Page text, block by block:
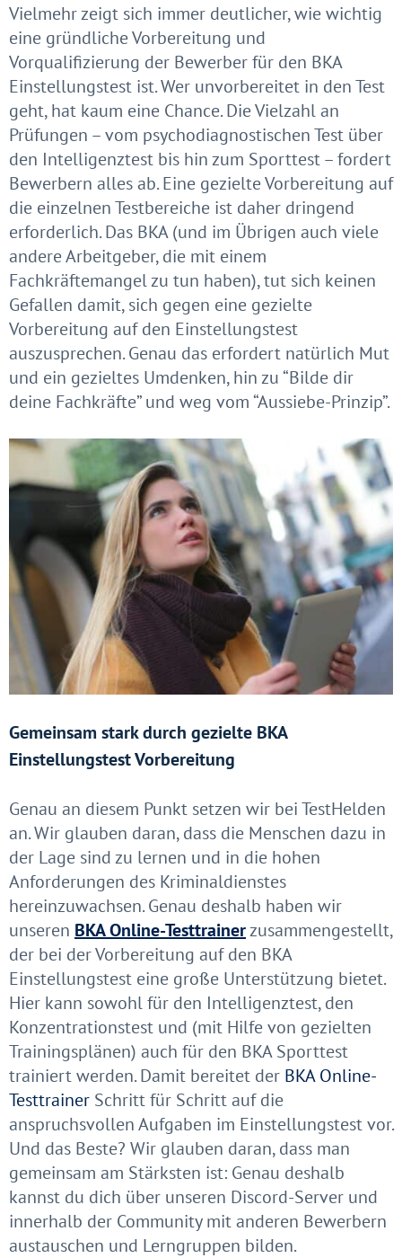
Vielmehr zeigt sich immer deutlicher, wie wichtig
eine gründliche Vorbereitung und
Vorqualifizierung der Bewerber für den BKA
Einstellungstest ist. Wer unvorbereitet in den Test
geht, hat kaum eine Chance. Die Vielzahl an
Prüfungen – vom psychodiagnostischen Test über
den Intelligenztest bis hin zum Sporttest – fordert
Bewerbern alles ab. Eine gezielte Vorbereitung auf
die einzelnen Testbereiche ist daher dringend
erforderlich. Das BKA (und im Übrigen auch viele
andere Arbeitgeber, die mit einem
Fachkräftemangel zu tun haben), tut sich keinen
Gefallen damit, sich gegen eine gezielte
Vorbereitung auf den Einstellungstest
auszusprechen. Genau das erfordert natürlich Mut
und ein gezieltes Umdenken, hin zu “Bilde dir
deine Fachkräfte” und weg vom “Aussiebe-Prinzip”.
Gemeinsam stark durch gezielte BKA
Einstellungstest Vorbereitung
Genau an diesem Punkt setzen wir bei TestHelden
an. Wir glauben daran, dass die Menschen dazu in
der Lage sind zu lernen und in die hohen
Anforderungen des Kriminaldienstes
hereinzuwachsen. Genau deshalb haben wir
unseren BKA Online-Testtrainerzusammengestellt,
der bei der Vorbereitung auf den BKA
Einstellungstest eine große Unterstützung bietet.
Hier kann sowohl für den Intelligenztest, den
Konzentrationstest und (mit Hilfe von gezielten
Trainingsplänen) auch für den BKA Sporttest
trainiert werden. Damit bereitet der BKA Online-
Testtrainer Schritt für Schritt auf die
anspruchsvollen Aufgaben im Einstellungstest vor.
Und das Beste? Wir glauben daran, dass man
gemeinsam am Stärksten ist: Genau deshalb
kannst du dich über unseren Discord-Server und
innerhalb der Community mit anderen Bewerbern
austauschen und Lerngruppen bilden.